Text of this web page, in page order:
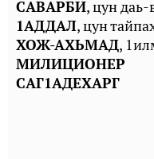
САВАРБИ, цун
1АДДАЛ, цун
ХОЖ-АХЬМАД,
МИЛИЦИОНЕР
САГ1АДЕХАРГ